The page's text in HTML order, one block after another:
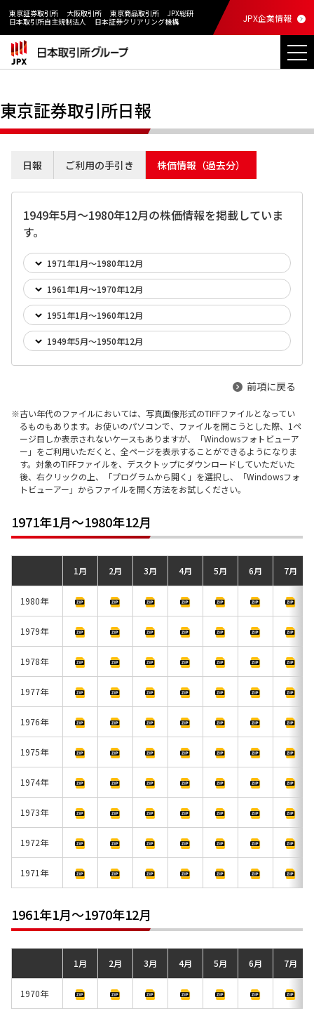
東京証券取引所 大阪取引所 東京商品取引所
JPX総研
日本取引所自主規制法人
日本証券クリアリング機構 JPX企業情報
東京証券取引所日報
日報 ご利用の手引き 株価情報（過去分）
1949年5月～1980年12月の株価情報を掲載していま
す。
1971年1月～1980年12月
1961年1月～1970年12月
1951年1月～1960年12月
1949年5月～1950年12月
前項に戻る
古い年代のファイルにおいては、写真画像形式のTIFFファイルとなってい
るものもあります。お使いのパソコンで、ファイルを開こうとした際、1ペ
ージ目しか表示されないケースもありますが、「Windowsフォトビューア
ー」をご利用いただくと、全ページを表示することができるようになりま
す。対象のTIFFファイルを、デスクトップにダウンロードしていただいた
後、右クリックの上、「プログラムから開く」を選択し、「Windowsフォ
トビューアー」からファイルを開く方法をお試しください。
1971年1月～1980年12月
1月 2月 3月 4月 5月 6月 7月
1980年
1979年
1978年
1977年
1976年
1975年
1974年
1973年
1972年
1971年
1961年1月～1970年12月
1月 2月 3月 4月 5月 6月 7月
1970年